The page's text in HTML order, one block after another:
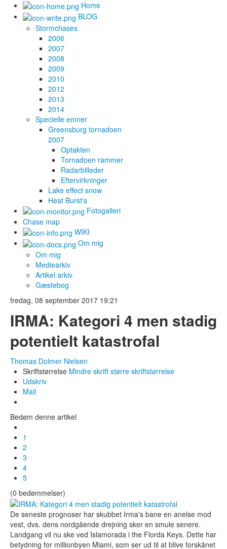
Home
BLOG
Stormchases
2006
2007
2008
2009
2010
2012
2013
2014
Specielle emner
Greensburg tornadoen
2007
Optakten
Tornadoen rammer
Radarbilleder
Eftervirkninger
Lake effect snow
Heat Burst's
Fotogalleri
Chase map
WIKI
Om mig
Om mig
Mediearkiv
Artikel arkiv
Gæstebog
fredag, 08 september 2017 19:21
IRMA: Kategori 4 men stadig
potentielt katastrofal
Thomas Dolmer Nielsen
Skriftstørrelse Mindre skrift større skriftstørrelse
Udskriv
Mail
Bedøm denne artikel
1
2
3
4
5
(0 bedømmelser)
De seneste prognoser har skubbet Irma's bane en anelse mod
vest, dvs. dens nordgående drejning sker en smule senere.
Landgang vil nu ske ved Islamorada i the Florda Keys. Dette har
betydning for millionbyen Miami, som ser ud til at blive forskånet